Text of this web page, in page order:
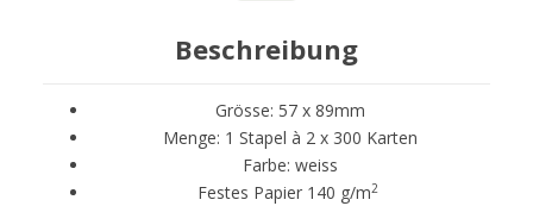
Beschreibung
Grösse: 57 x 89mm
Menge: 1 Stapel à 2 x 300 Karten
Farbe: weiss
Festes Papier 140 g/m2